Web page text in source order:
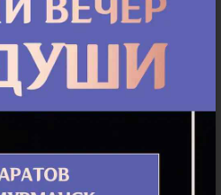
Минодора,
и Нимфодора
в ярость, пра­ви­тель об­ру­
гнев на стар­шую из них –
Ми­но­до­ру. Свя­тая му­же­
«Гос­по­ди Иису­се
ве­се­лие се...